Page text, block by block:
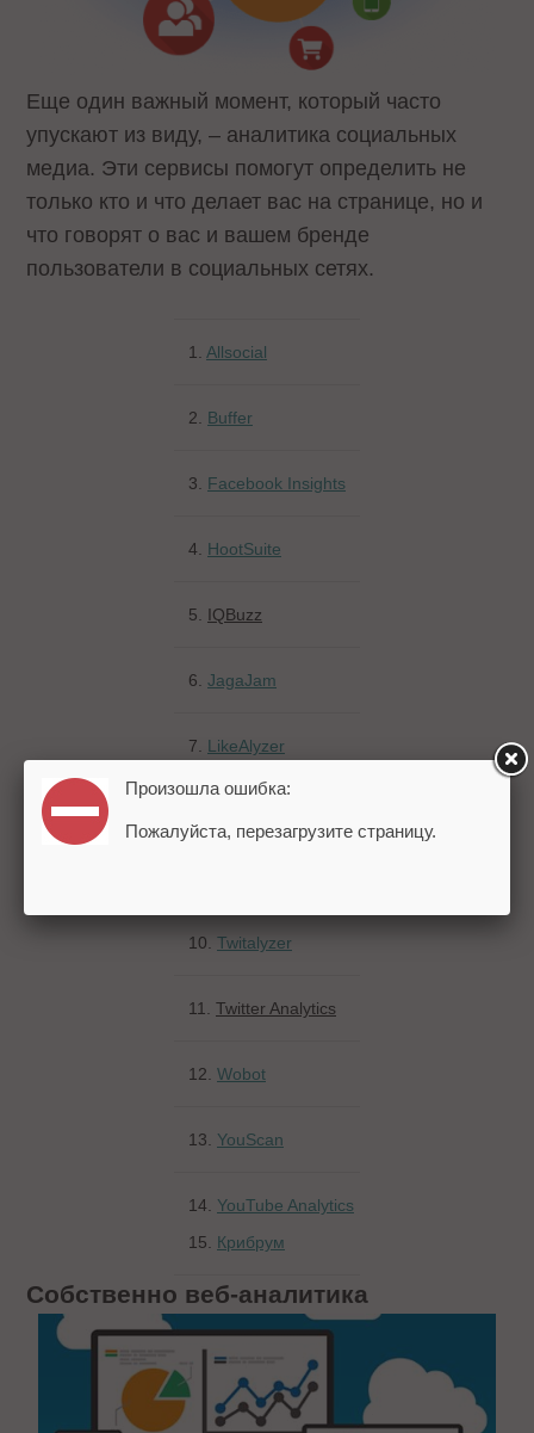
Еще один важный момент, который часто
упускают из виду, – аналитика социальных
медиа. Эти сервисы помогут определить не
только кто и что делает вас на странице, но и
что говорят о вас и вашем бренде
пользователи в социальных сетях.
1. Allsocial
2. Buffer
3. Facebook Insights
4. HootSuite
5. IQBuzz
6. JagaJam
7. LikeAlyzer
10. Twitalyzer
11. Twitter Analytics
12. Wobot
13. YouScan
14. YouTube Analytics
15. Крибрум
Собственно веб-аналитика
Произошла ошибка:
Пожалуйста, перезагрузите страницу.